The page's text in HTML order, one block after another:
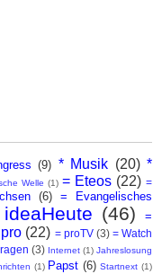
(9) * Musik (20) *
Welle (1) = Eteos (22) =
(6)
= Evangelisches
(46)
=
(22) = proTV (3) = Watch
(3) Internet (1) Jahreslosung
(1) Papst (6) Startnext (1)